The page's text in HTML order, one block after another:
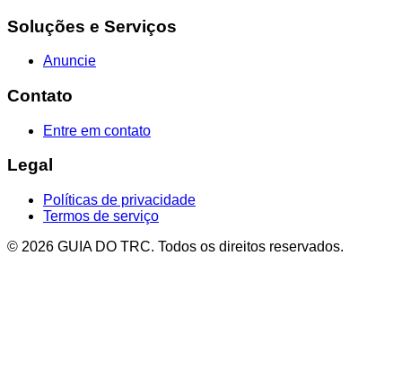
Soluções e Serviços
Anuncie
Contato
Entre em contato
Legal
Políticas de privacidade
Termos de serviço
© 2026 GUIA DO TRC. Todos os direitos reservados.